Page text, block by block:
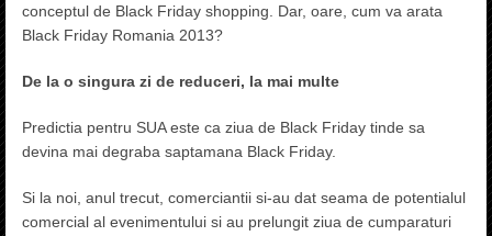
conceptul de Black Friday shopping. Dar, oare, cum va arata
Black Friday Romania 2013?
De la o singura zi de reduceri, la mai multe
Predictia pentru SUA este ca ziua de Black Friday tinde sa
devina mai degraba saptamana Black Friday.
Si la noi, anul trecut, comerciantii si-au dat seama de potentialul
comercial al evenimentului si au prelungit ziua de cumparaturi